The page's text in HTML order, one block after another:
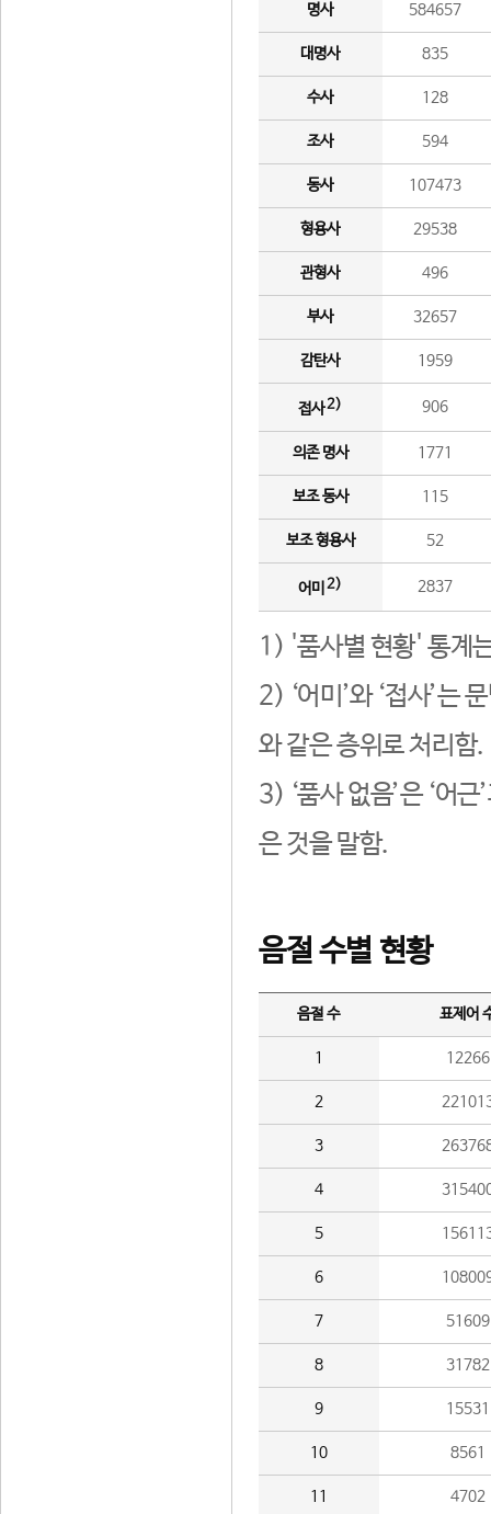
명사 584657
대명사 835
수사 128
조사 594
동사 107473
형용사 29538
관형사 496
부사 32657
감탄사 1959
접사2) 906
의존 명사 1771
보조 동사 115
보조 형용사 52
어미 2) 2837
1) '품사별 현황' 통계
2) ‘어미’와 ‘접사’는
와 같은 층위로 처리함.
3) ‘품사 없음’은 ‘어
은 것을 말함.
음절 수별 현황
음절 수 표제어
1 12266
2
3
4
5
6
7 51609
8 31782
9 15531
10 8561
11 4702